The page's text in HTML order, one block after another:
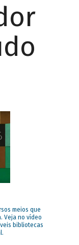
meios que
Veja no vídeo
bibliotecas